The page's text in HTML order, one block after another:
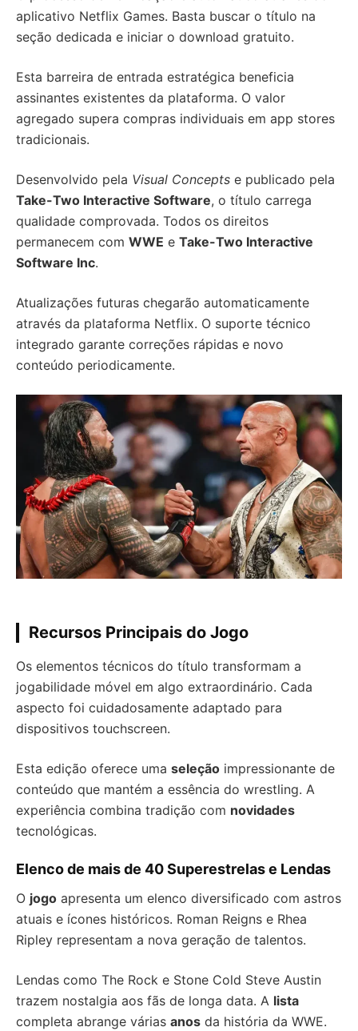
aplicativo Netflix Games. Basta buscar o título na
seção dedicada e iniciar o download gratuito.
Esta barreira de entrada estratégica beneficia
assinantes existentes da plataforma. O valor
agregado supera compras individuais em app stores
tradicionais.
Desenvolvido pela Visual Concepts e publicado pela
Take-Two Interactive Software, o título carrega
qualidade comprovada. Todos os direitos
permanecem com WWE e Take-Two Interactive
Software Inc.
Atualizações futuras chegarão automaticamente
através da plataforma Netflix. O suporte técnico
integrado garante correções rápidas e novo
conteúdo periodicamente.
Recursos Principais do Jogo
Os elementos técnicos do título transformam a
jogabilidade móvel em algo extraordinário. Cada
aspecto foi cuidadosamente adaptado para
dispositivos touchscreen.
Esta edição oferece uma seleção impressionante de
conteúdo que mantém a essência do wrestling. A
experiência combina tradição com novidades
tecnológicas.
Elenco de mais de 40 Superestrelas e Lendas
O jogo apresenta um elenco diversificado com astros
atuais e ícones históricos. Roman Reigns e Rhea
Ripley representam a nova geração de talentos.
Lendas como The Rock e Stone Cold Steve Austin
trazem nostalgia aos fãs de longa data. A lista
completa abrange várias anos da história da WWE.